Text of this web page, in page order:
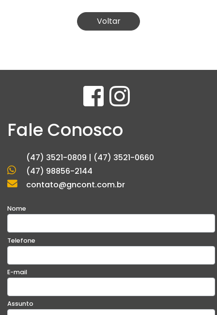
Voltar
Fale Conosco
(47) 3521-0809 | (47) 3521-0660
(47) 98856-2144
contato@gncont.com.br
Nome
Telefone
E-mail
Assunto